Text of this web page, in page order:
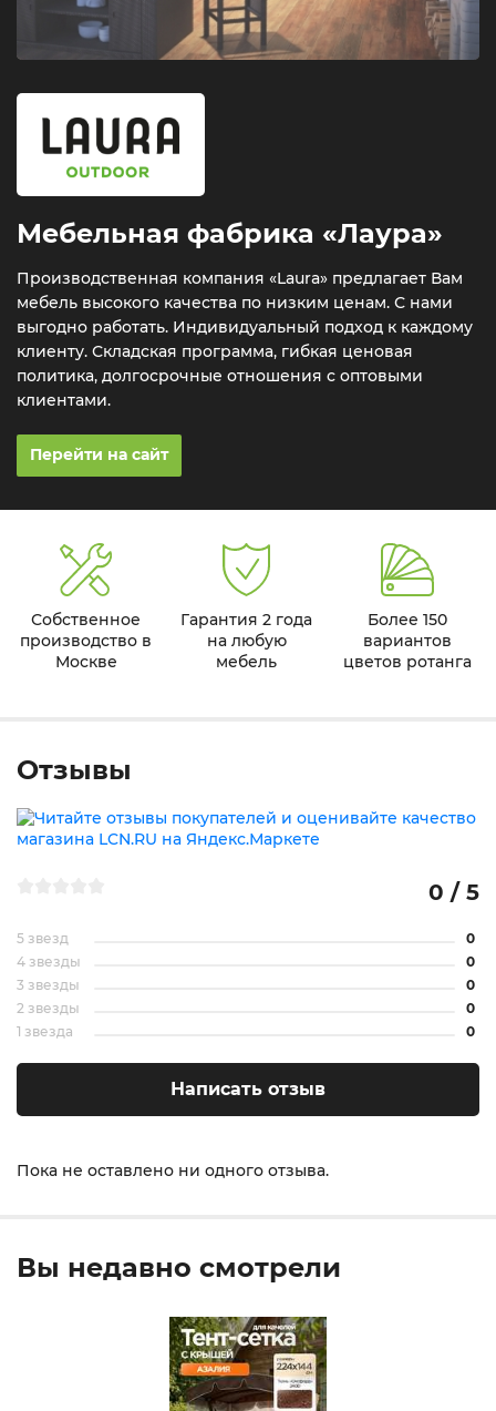
Мебельная фабрика «Лаура»
Производственная компания «Laura» предлагает Вам
мебель высокого качества по низким ценам. С нами
выгодно работать. Индивидуальный подход к каждому
клиенту. Складская программа, гибкая ценовая
политика, долгосрочные отношения с оптовыми
клиентами.
Перейти на сайт
Собственное
производство в
Москве
Гарантия 2 года
на любую
мебель
Более 150
вариантов
цветов ротанга
Отзывы
Пока не оставлено ни одного отзыва.
0 / 5
5 звезд
0
4 звезды
0
3 звезды
0
2 звезды
0
1 звезда
0
Написать отзыв
Вы недавно смотрели